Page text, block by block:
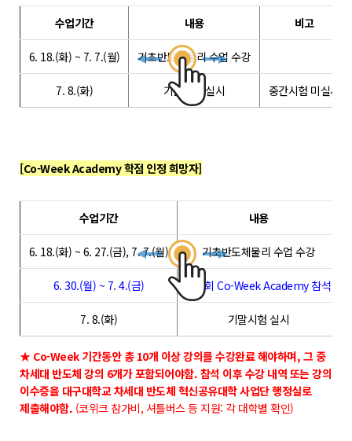
개회사
지난 SIF 보기
게시판
행사
Q&A
POLARIS TMI
POLAR GATE
수업기간 내용 비고
6. 18.(화) ~ 7. 7.(월) 기초반도체물리 수업 수강
7. 8.(화) 기말시험 실시 중간시험 미실시
[Co-Week Academy 학점 인정 희망자]
수업기간 내용
6. 18.(화) ~ 6. 27.(금), 7. 7.(월) 기초반도체물리 수업 수강
6. 30.(월) ~ 7. 4.(금) 제 4회 Co-Week Academy 참석
7. 8.(화) 기말시험 실시
★ Co-Week 기간동안 총 10개 이상 강의를 수강완료 해야하며, 그 중
차세대 반도체 강의 6개가 포함되어야함. 참석 이후 수강 내역 또는 강의
이수증을 대구대학교 차세대 반도체 혁신공유대학 사업단 행정실로
제출해야함. (코위크 참가비, 셔틀버스 등 지원: 각 대학별 확인)